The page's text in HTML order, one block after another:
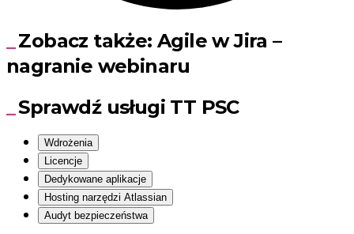
Zobacz także: Agile w Jira –
nagranie webinaru
Sprawdź usługi TT PSC
Wdrożenia
Licencje
Dedykowane aplikacje
Hosting narzędzi Atlassian
Audyt bezpieczeństwa